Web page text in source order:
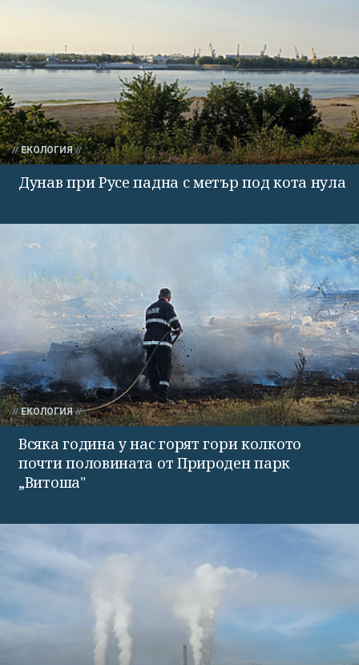
ЕКОЛОГИЯ
Дунав при Русе падна с метър под кота нула
ЕКОЛОГИЯ
Всяка година у нас горят гори колкото
почти половината от Природен парк
„Витоша"